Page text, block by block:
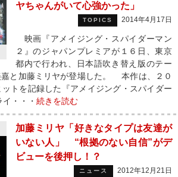
ヤちゃんがいて心強かった」
TOPICS 2014年4月17日
映画『アメイジング・スパイダーマン
２』のジャパンプレミアが１６日、東京
都内で行われ、日本語吹き替え版のテー
嘉と加藤ミリヤが登場した。 本作は、２０
ットを記録した『アメイジング・スパイダー
・・・ 続きを読む
加藤ミリヤ「好きなタイプは友達が
いない人」 “根拠のない自信”がデ
ビューを後押し！？
ニュース 2012年12月21日